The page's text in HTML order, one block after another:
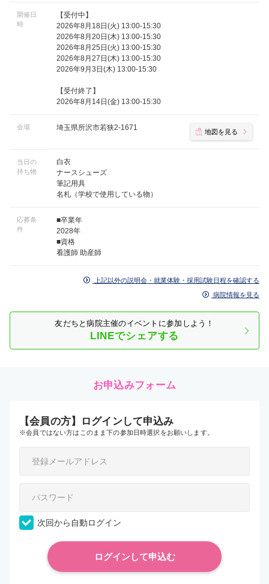
開催日
時
【受付中】
2026年8月18日(火) 13:00-15:30
2026年8月20日(木) 13:00-15:30
2026年8月25日(火) 13:00-15:30
2026年8月27日(木) 13:00-15:30
2026年9月3日(木) 13:00-15:30
【受付終了】
2026年8月14日(金) 13:00-15:30
会場 埼玉県所沢市若狭2-1671 地図を見る
当日の
持ち物
白衣
ナースシューズ
筆記用具
名札（学校で使用している物）
応募条
件
■卒業年
2028年
■資格
看護師 助産師
上記以外の説明会・就業体験・採用試験日程を確認する
病院情報を見る
友だちと病院主催のイベントに参加しよう！
LINEでシェアする
お申込みフォーム
【会員の方】ログインして申込み
※会員ではない方はこのまま下の参加日時選択をお願いします。
次回から自動ログイン